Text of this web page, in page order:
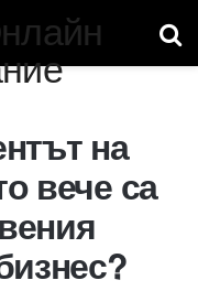
на
вече са